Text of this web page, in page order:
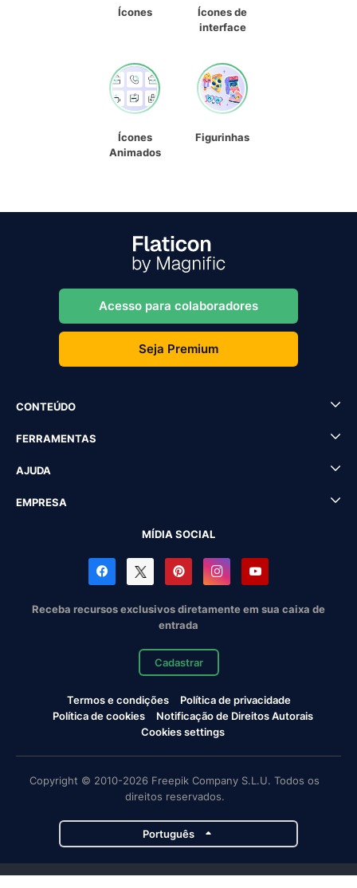
Ícones
Ícones de
interface
Ícones
Animados
Figurinhas
Acesso para colaboradores
Seja Premium
CONTEÚDO
FERRAMENTAS
AJUDA
EMPRESA
MÍDIA SOCIAL
Receba recursos exclusivos diretamente em sua caixa de
entrada
Cadastrar
Termos e condições
Política de privacidade
Política de cookies
Notificação de Direitos Autorais
Cookies settings
Copyright © 2010-2026 Freepik Company S.L.U. Todos os
direitos reservados.
Português